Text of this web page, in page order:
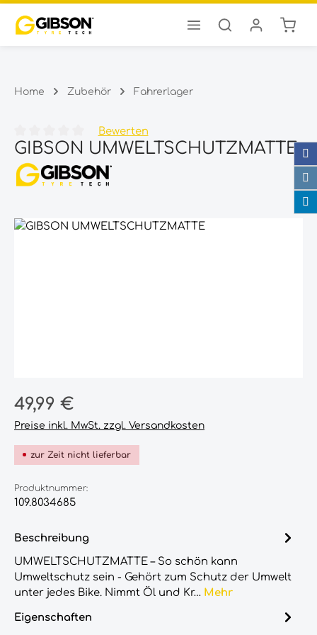
Zum Hauptinhalt springen
Home Zubehör Fahrerlager
Durchschnittliche Bewertung von 0 von 5 Sternen
Bewerten
GIBSON UMWELTSCHUTZMATTE
Bildergalerie überspringen
Regulärer Preis:
49,99 €
Preise inkl. MwSt. zzgl. Versandkosten
zur Zeit nicht lieferbar
Produktnummer:
109.8034685
Beschreibung
UMWELTSCHUTZMATTE – So schön kann
Umweltschutz sein - Gehört zum Schutz der Umwelt
unter jedes Bike. Nimmt Öl und Kr… Mehr
Eigenschaften